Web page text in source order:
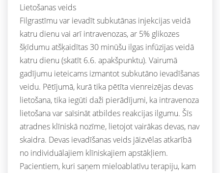
Lietošanas veids
Filgrastīmu var ievadīt subkutānas injekcijas veidā
katru dienu vai arī intravenozas, ar 5% glikozes
šķīdumu atšķaidītas 30 minūšu ilgas infūzijas veidā
katru dienu (skatīt 6.6. apakšpunktu). Vairumā
gadījumu ieteicams izmantot subkutāno ievadīšanas
veidu. Pētījumā, kurā tika pētīta vienreizējas devas
lietošana, tika iegūti daži pierādījumi, ka intravenoza
lietošana var saīsināt atbildes reakcijas ilgumu. Šīs
atradnes klīniskā nozīme, lietojot vairākas devas, nav
skaidra. Devas ievadīšanas veids jāizvēlas atkarībā
no individuālajiem klīniskajiem apstākļiem.
Pacientiem, kuri saņem mieloablatīvu terapiju, kam